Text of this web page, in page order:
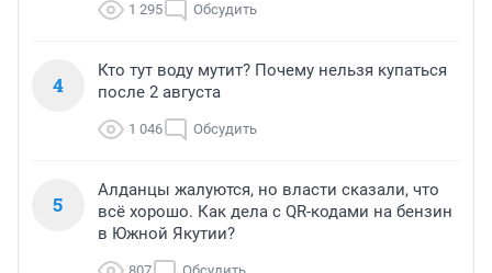
1 295 Обсудить
4
Кто тут воду мутит? Почему нельзя купаться
после 2 августа
1 046 Обсудить
5
Алданцы жалуются, но власти сказали, что
всё хорошо. Как дела с QR-кодами на бензин
в Южной Якутии?